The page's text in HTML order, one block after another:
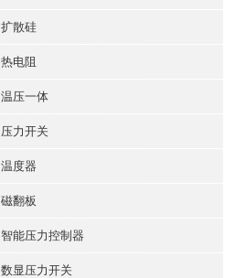
扩散硅
热电阻
温压一体
压力开关
温度器
磁翻板
智能压力控制器
数显压力开关